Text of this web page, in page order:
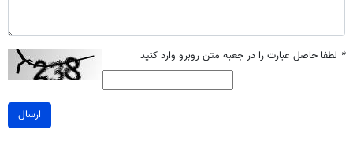
* لطفا حاصل عبارت را در جعبه متن روبرو وارد کنید
ارسال